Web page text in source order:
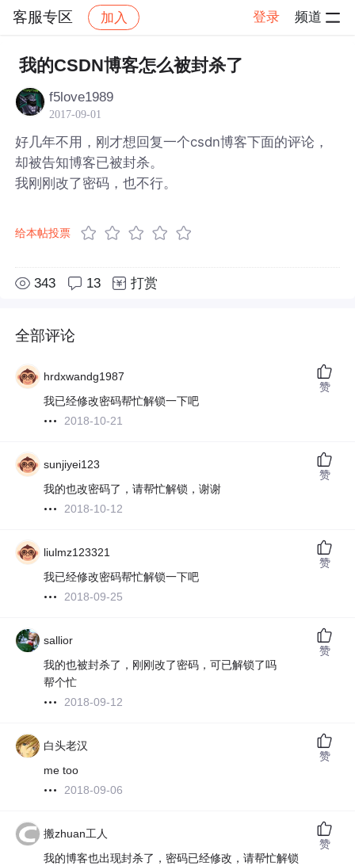
客服专区 加入 登录 频道
社区 客服专区 帖子详情
我的CSDN博客怎么被封杀了
f5love1989
2017-09-01
好几年不用，刚才想回复一个csdn博客下面的评论，
却被告知博客已被封杀。
我刚刚改了密码，也不行。
给本帖投票
343 13 打赏
全部评论
hrdxwandg1987
我已经修改密码帮忙解锁一下吧
2018-10-21
赞
sunjiyei123
我的也改密码了，请帮忙解锁，谢谢
2018-10-12
赞
liulmz123321
我已经修改密码帮忙解锁一下吧
2018-09-25
赞
sallior
我的也被封杀了，刚刚改了密码，可已解锁了吗
帮个忙
2018-09-12
赞
白头老汉
me too
2018-09-06
赞
搬zhuan工人
我的博客也出现封杀了，密码已经修改，请帮忙解锁
赞